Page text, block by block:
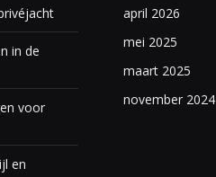
in de
voor
en
april 2026
mei 2025
maart 2025
november 2024